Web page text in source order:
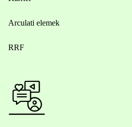
Arculati elemek
RRF